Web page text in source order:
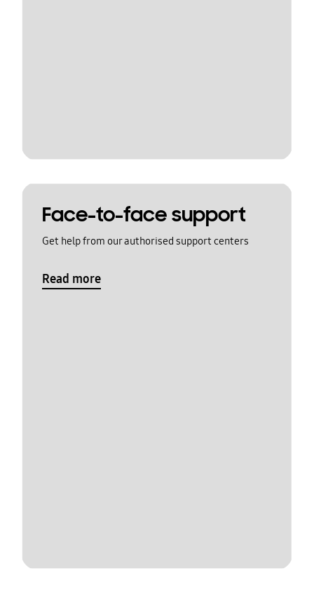
Face-to-face support
Get help from our authorised support centers
Read more